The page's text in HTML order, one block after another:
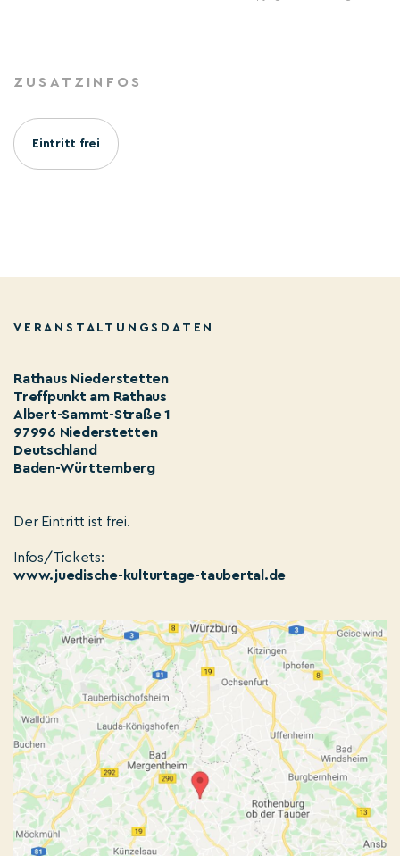
ZUSATZINFOS
Eintritt frei
VERANSTALTUNGSDATEN
Rathaus Niederstetten
Treffpunkt am Rathaus
Albert-Sammt-Straße 1
97996 Niederstetten
Deutschland
Baden-Württemberg
Der Eintritt ist frei.
Infos/Tickets:
www.juedische-kulturtage-taubertal.de